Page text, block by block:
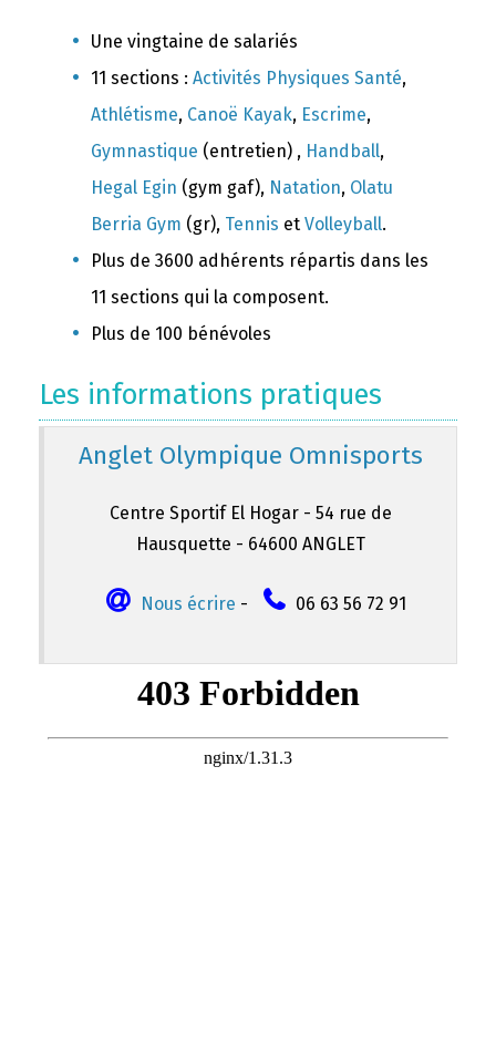
Une vingtaine de salariés
11 sections : Activités Physiques Santé,
Athlétisme, Canoë Kayak, Escrime,
Gymnastique (entretien) , Handball,
Hegal Egin (gym gaf), Natation, Olatu
Berria Gym (gr), Tennis et Volleyball.
Plus de 3600 adhérents répartis dans les
11 sections qui la composent.
Plus de 100 bénévoles
Les informations pratiques
Anglet Olympique Omnisports
Centre Sportif El Hogar - 54 rue de
Hausquette - 64600 ANGLET
Nous écrire - 06 63 56 72 91